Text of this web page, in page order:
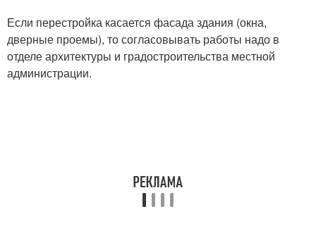
Если перестройка касается фасада здания (окна,
дверные проемы), то согласовывать работы надо в
отделе архитектуры и градостроительства местной
администрации.